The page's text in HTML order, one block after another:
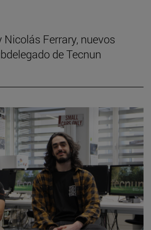
Nicolás Ferrary, nuevos
de Tecnun